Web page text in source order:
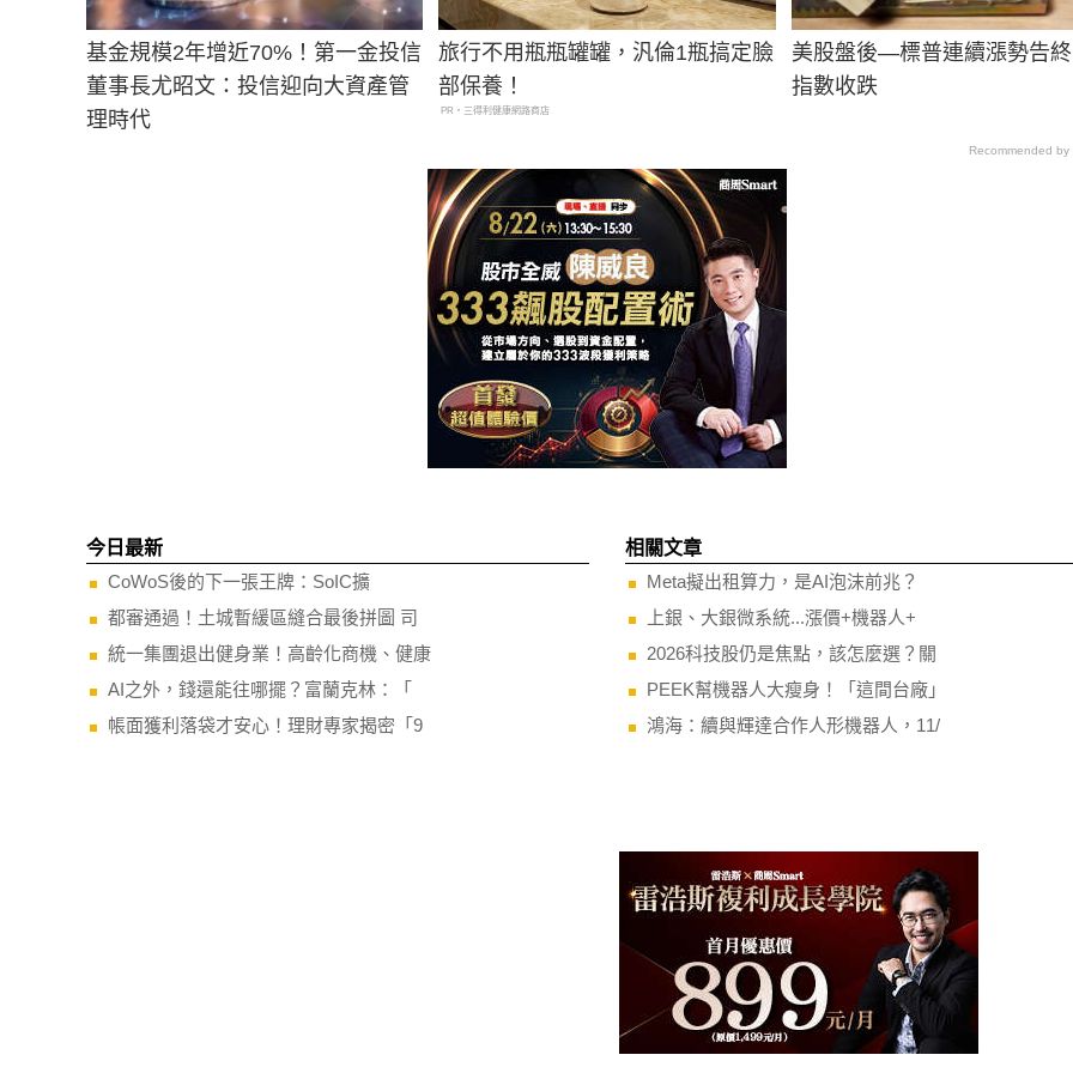
基金規模2年增近70%！第一金投信
董事長尤昭文：投信迎向大資產管
理時代
旅行不用瓶瓶罐罐，汎倫1瓶搞定臉
部保養！
PR・三得利健康網路商店
美股盤後—標普連續漲勢告
指數收跌
Recommended by
今日最新
CoWoS後的下一張王牌：SoIC擴
都審通過！土城暫緩區縫合最後拼圖 司
統一集團退出健身業！高齡化商機、健康
AI之外，錢還能往哪擺？富蘭克林：「
帳面獲利落袋才安心！理財專家揭密「9
相關文章
Meta擬出租算力，是AI泡沫前兆？
上銀、大銀微系統...漲價+機器人+
2026科技股仍是焦點，該怎麼選？關
PEEK幫機器人大瘦身！「這間台廠」
鴻海：續與輝達合作人形機器人，11/